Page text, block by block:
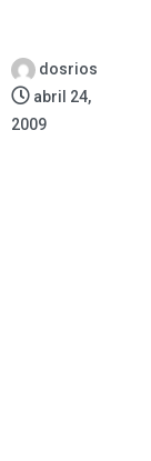
dosrios
abril 24,
2009